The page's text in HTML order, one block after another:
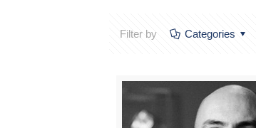
Filter by Categories